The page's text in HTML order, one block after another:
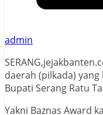
admin
daerah (pilkada)
Bupati Serang Ratu
Yakni Baznas Award